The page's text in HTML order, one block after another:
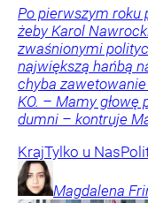
Po pierwszym roku
żeby Karol
zwaśnionymi
największą hańbą
chyba
KO. – Mamy
dumni – kontruje
KrajTylko u Nas
Magdalena